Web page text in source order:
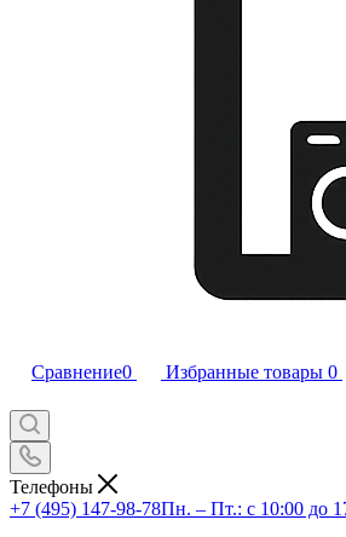
Сравнение0 Избранные товары 0
Телефоны
+7 (495) 147-98-78Пн. – Пт.: с 10:00 до